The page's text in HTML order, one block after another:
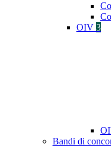
OIV 3
Bandi di